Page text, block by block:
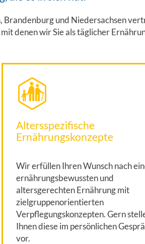
Brandenburg und Niedersachsen
denen wir Sie als täglicher
Altersspezifische
Ernährungskonzepte
Wir erfüllen Ihren Wunsch nach
ernährungsbewussten und
altersgerechten Ernährung mit
zielgruppenorientierten
Verpflegungskonzepten. Gern
Ihnen diese im persönlichen
vor.